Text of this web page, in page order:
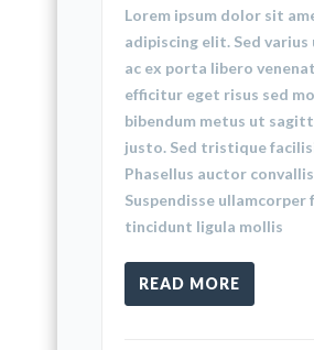
Lorem ipsum dolor sit
adipiscing elit. Sed
ac ex porta libero
efficitur eget risus sed
bibendum metus ut
justo. Sed tristique
Phasellus auctor
Suspendisse
tincidunt ligula mollis
READ MORE